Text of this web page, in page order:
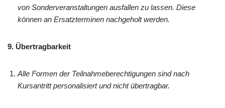
von Sonderveranstaltungen ausfallen zu lassen. Diese
können an Ersatzterminen nachgeholt werden.
9. Übertragbarkeit
Alle Formen der Teilnahmeberechtigungen sind nach
Kursantritt personalisiert und nicht übertragbar.